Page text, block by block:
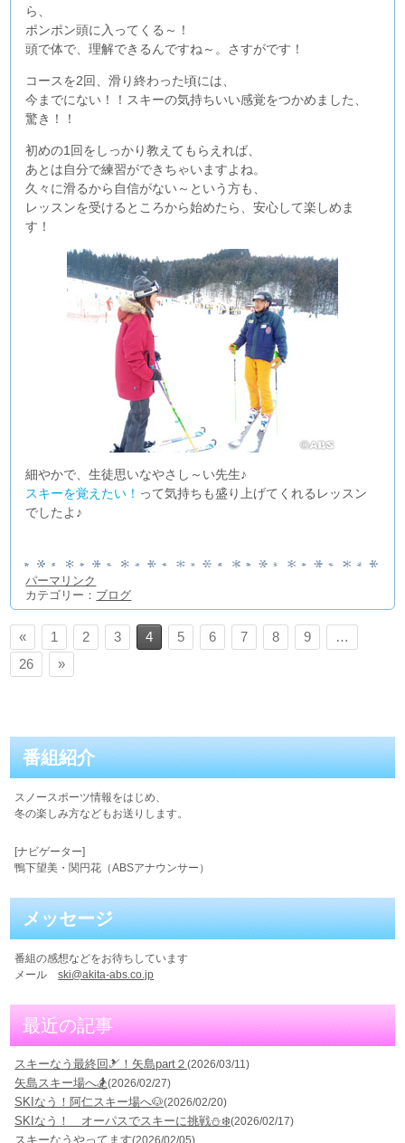
ら、
ポンポン頭に入ってくる～！
頭で体で、理解できるんですね～。さすがです！
コースを2回、滑り終わった頃には、
今までにない！！スキーの気持ちいい感覚をつかめました、
驚き！！
初めの1回をしっかり教えてもらえれば、
あとは自分で練習ができちゃいますよね。
久々に滑るから自信がない～という方も、
レッスンを受けるところから始めたら、安心して楽しめま
す！
細やかで、生徒思いなやさし～い先生♪
スキーを覚えたい！ って気持ちも盛り上げてくれるレッスン
でしたよ♪
パーマリンク
カテゴリー： ブログ
« 1 2 3 4 5 6 7 8 9
…
26
»
番組紹介
スノースポーツ情報をはじめ、
冬の楽しみ方などもお送りします。
[ナビゲーター]
鴨下望美・関円花（ABSアナウンサー）
メッセージ
番組の感想などをお待ちしています
メールski@akita-abs.co.jp
最近の記事
スキーなう最終回🎿！矢島part２(2026/03/11)
矢島スキー場へ🏂(2026/02/27)
SKIなう！阿仁スキー場へ🐶(2026/02/20)
SKIなう！ オーパスでスキーに挑戦⛄️❄️(2026/02/17)
スキーなうやってます(2026/02/05)